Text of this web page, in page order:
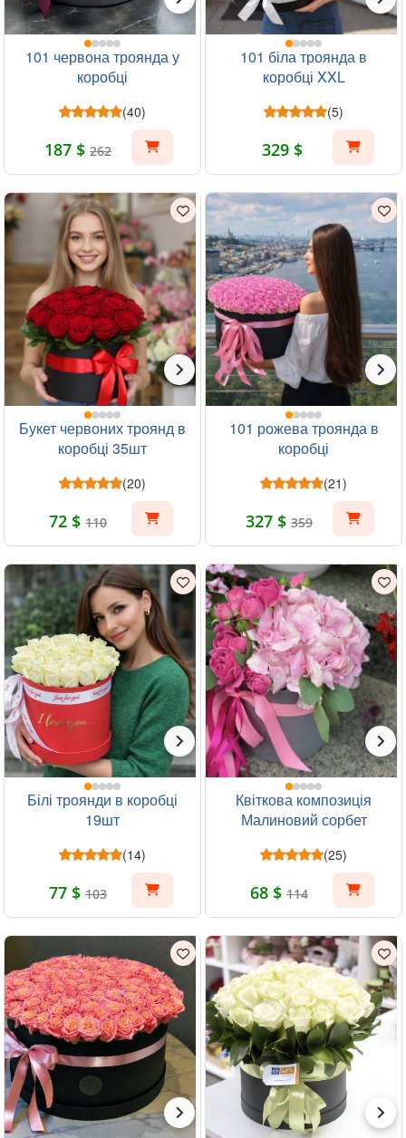
101 червона троянда у
коробці
(40)
187 $ 262
101 біла троянда в
коробці XXL
(5)
329 $
Букет червоних троянд в
коробці 35шт
(20)
72 $ 110
101 рожева троянда в
коробці
(21)
327 $ 359
Білі троянди в коробці
19шт
(14)
77 $ 103
Квіткова композиція
Малиновий сорбет
(25)
68 $ 114